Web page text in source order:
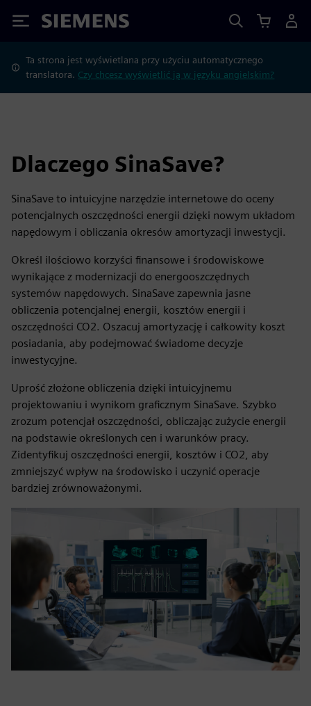
Siemens
Ta strona jest wyświetlana przy użyciu automatycznego
translatora. Czy chcesz wyświetlić ją w języku angielskim?
Dlaczego SinaSave?
SinaSave to intuicyjne narzędzie internetowe do oceny
potencjalnych oszczędności energii dzięki nowym układom
napędowym i obliczania okresów amortyzacji inwestycji.
Określ ilościowo korzyści finansowe i środowiskowe
wynikające z modernizacji do energooszczędnych
systemów napędowych. SinaSave zapewnia jasne
obliczenia potencjalnej energii, kosztów energii i
oszczędności CO2. Oszacuj amortyzację i całkowity koszt
posiadania, aby podejmować świadome decyzje
inwestycyjne.
Uprość złożone obliczenia dzięki intuicyjnemu
projektowaniu i wynikom graficznym SinaSave. Szybko
zrozum potencjał oszczędności, obliczając zużycie energii
na podstawie określonych cen i warunków pracy.
Zidentyfikuj oszczędności energii, kosztów i CO2, aby
zmniejszyć wpływ na środowisko i uczynić operacje
bardziej zrównoważonymi.